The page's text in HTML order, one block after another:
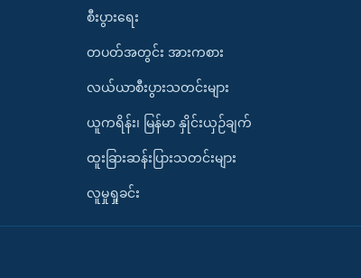
စီးပွားရေး
တပတ်အတွင်း အားကစား
လယ်ယာစီးပွားသတင်းများ
ယူကရိန်း၊ မြန်မာ နှိုင်းယှဉ်ချက်
ထူးခြားဆန်းပြားသတင်းများ
လူမှုရှုခင်း